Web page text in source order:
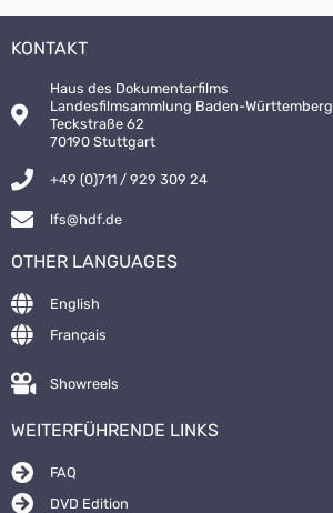
KONTAKT
Haus des Dokumentarfilms
Landesfilmsammlung Baden-Württemberg
Teckstraße 62
70190 Stuttgart
+49 (0)711 / 929 309 24
lfs@hdf.de
OTHER LANGUAGES
English
Français
Showreels
WEITERFÜHRENDE LINKS
FAQ
DVD Edition